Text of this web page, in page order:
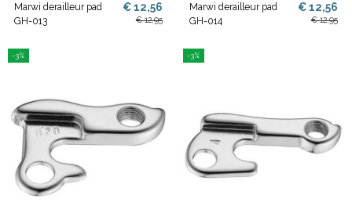
Marwi derailleur pad
GH-013
€ 12,56
€ 12,95
Marwi derailleur pad
GH-014
€ 12,56
€ 12,95
-3% -3%